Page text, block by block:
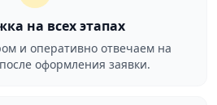
на всех этапах
и оперативно отвечаем на
оформления заявки.